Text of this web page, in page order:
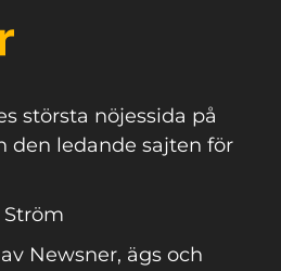
största nöjessida på
den ledande sajten för
Newsner, ägs och